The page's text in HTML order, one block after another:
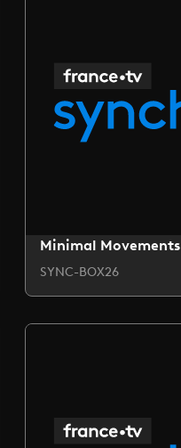
Minimal Movements
SYNC-BOX26